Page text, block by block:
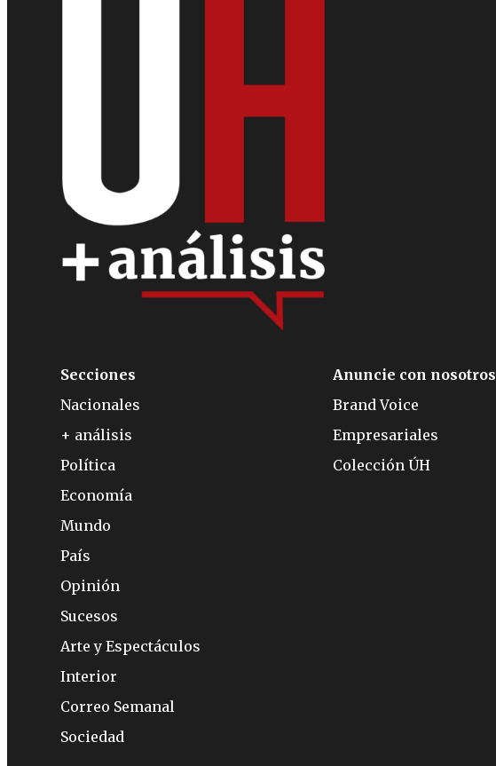
Secciones
Nacionales
+ análisis
Política
Economía
Mundo
País
Opinión
Sucesos
Arte y Espectáculos
Interior
Correo Semanal
Sociedad
Anuncie con nosotros
Brand Voice
Empresariales
Colección ÚH